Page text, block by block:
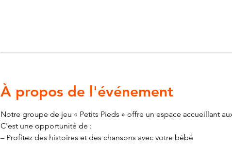
À propos de l'événement
Notre groupe de jeu « Petits Pieds » offre un espace accueillant
C'est une opportunité de :
– Profitez des histoires et des chansons avec votre bébé